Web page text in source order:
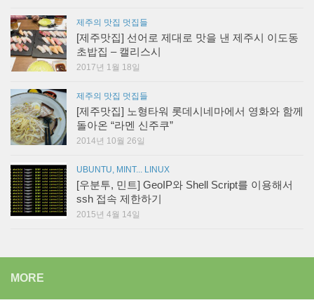
제주의 맛집 멋집들
[제주맛집] 선어로 제대로 맛을 낸 제주시 이도동
초밥집 – 캘리스시
2017년 1월 18일
제주의 맛집 멋집들
[제주맛집] 노형타워 롯데시네마에서 영화와 함께
돌아온 “라멘 신주쿠”
2014년 10월 26일
UBUNTU, MINT... LINUX
[우분투, 민트] GeoIP와 Shell Script를 이용해서
ssh 접속 제한하기
2015년 4월 14일
MORE